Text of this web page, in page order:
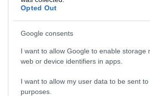
Opted Out
Google consents
I want to allow Google to enable storage
web or device identifiers in apps.
I want to allow my user data to be sent
purposes.
στο
ΕΛΛΑΔΑ
Πυργαδίκια